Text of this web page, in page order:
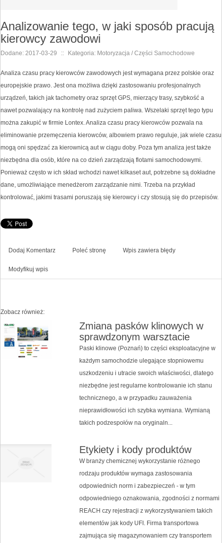
Analizowanie tego, w jaki sposób pracują
kierowcy zawodowi
Dodane: 2017-03-29 :: Kategoria: Motoryzacja / Części Samochodowe
Analiza czasu pracy kierowców zawodowych jest wymagana przez polskie oraz
europejskie prawo. Jest ona możliwa dzięki zastosowaniu profesjonalnych
urządzeń, takich jak tachometry oraz sprzęt GPS, mierzący trasy, szybkość a
nawet pozwalający na kontrolę nad zużyciem paliwa. Wszelaki sprzęt tego typu
można zakupić w firmie Lontex. Analiza czasu pracy kierowców pozwala na
eliminowanie przemęczenia kierowców, albowiem prawo reguluje, jak wiele czasu
mogą oni spędzać za kierownicą aut w ciągu doby. Poza tym analiza jest także
niezbędna dla osób, które na co dzień zarządzają flotami samochodowymi.
Ponieważ często w ich skład wchodzi nawet kilkaset aut, potrzebne są dokładne
dane, umożliwiające menedżerom zarządzanie nimi. Trzeba na przykład
kontrolować, jakimi trasami poruszają się kierowcy i czy stosują się do przepisów.
Dodaj Komentarz Poleć stronę Wpis zawiera błędy
Modyfikuj wpis
Zobacz również:
Zmiana pasków klinowych w
sprawdzonym warsztacie
Paski klinowe (Poznań) to części eksploatacyjne w
każdym samochodzie ulegające stopniowemu
uszkodzeniu i utracie swoich właściwości, dlatego
niezbędne jest regularne kontrolowanie ich stanu
technicznego, a w przypadku zauważenia
nieprawidłowości ich szybka wymiana. Wymianą
takich podzespołów na oryginaln...
Etykiety i kody produktów
W branży chemicznej wykorzystanie różnego
rodzaju produktów wymaga zastosowania
odpowiednich norm i zabezpieczeń - w tym
odpowiedniego oznakowania, zgodności z normami
REACH czy rejestracji z wykorzystywaniem takich
elementów jak kody UFI. Firma transportowa
zajmująca się magazynowaniem czy transportem